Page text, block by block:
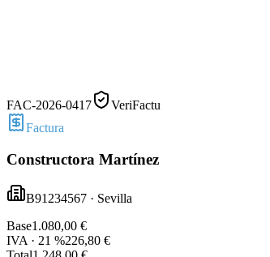
FAC-2026-0417
VeriFactu
Factura
Constructora Martínez
B91234567 · Sevilla
Base1.080,00 €
IVA · 21 %226,80 €